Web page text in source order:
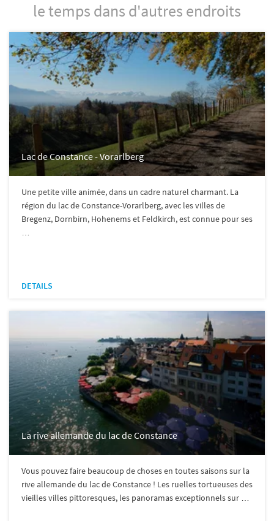
le temps dans d'autres endroits
Lac de Constance - Vorarlberg
Une petite ville animée, dans un cadre naturel charmant. La
région du lac de Constance-Vorarlberg, avec les villes de
Bregenz, Dornbirn, Hohenems et Feldkirch, est connue pour ses
…
DETAILS
La rive allemande du lac de Constance
Vous pouvez faire beaucoup de choses en toutes saisons sur la
rive allemande du lac de Constance ! Les ruelles tortueuses des
vieilles villes pittoresques, les panoramas exceptionnels sur …